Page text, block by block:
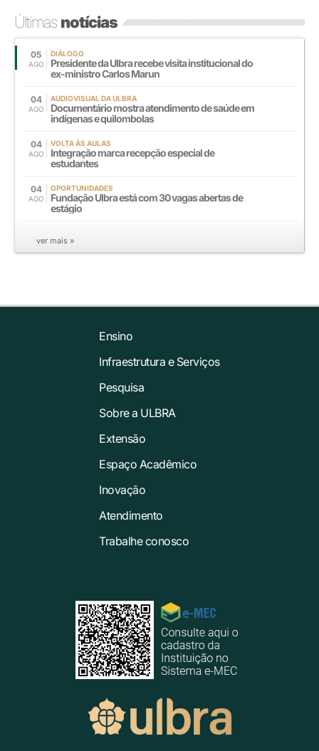
Últimasnotícias
05
AGO
DIÁLOGO
Presidente da Ulbra recebe visita institucional do
ex-ministro Carlos Marun
04
AGO
AUDIOVISUAL DA ULBRA
Documentário mostra atendimento de saúde em
indígenas e quilombolas
04
AGO
VOLTA ÀS AULAS
Integração marca recepção especial de
estudantes
04
AGO
OPORTUNIDADES
Fundação Ulbra está com 30 vagas abertas de
estágio
ver mais »
Ensino
Infraestrutura e Serviços
Pesquisa
Sobre a ULBRA
Extensão
Espaço Acadêmico
Inovação
Atendimento
Trabalhe conosco